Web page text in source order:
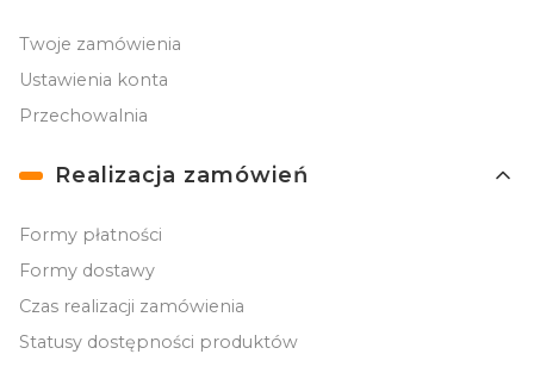
Twoje zamówienia
Ustawienia konta
Przechowalnia
Realizacja zamówień
Formy płatności
Formy dostawy
Czas realizacji zamówienia
Statusy dostępności produktów